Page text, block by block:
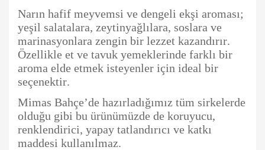
Narın hafif meyvemsi ve dengeli ekşi aroması;
yeşil salatalara, zeytinyağlılara, soslara ve
marinasyonlara zengin bir lezzet kazandırır.
Özellikle et ve tavuk yemeklerinde farklı bir
aroma elde etmek isteyenler için ideal bir
seçenektir.
Mimas Bahçe’de hazırladığımız tüm sirkelerde
olduğu gibi bu ürünümüzde de koruyucu,
renklendirici, yapay tatlandırıcı ve katkı
maddesi kullanılmaz.